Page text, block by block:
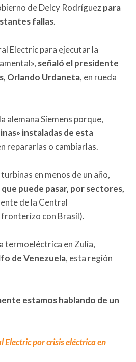
de Delcy Rodríguezpara
fallas.
Electric para ejecutar la
señaló el presidente
Orlando Urdaneta, en rueda
alemana Siemens porque,
instaladas de esta
repararlas o cambiarlas.
en menos de un año,
puede pasar, por sectores,
de la Central
con Brasil).
termoeléctrica en Zulia,
de Venezuela, esta región
estamos hablando de un
Electric por crisis eléctrica en